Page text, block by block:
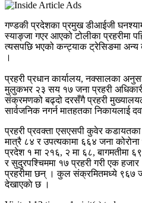
गण्डकी प्रदेशका प्रमुख डीआईजी
स्याङ्जा गएर आएको टोलीका प्रहरीमा
त्यसपछि भएको कन्ट्याक ट्रेसिङमा अन्य
।
प्रहरी प्रधान कार्यालय, नक्सालका
मुलुकभर २३ सय १७ जना प्रहरी
संक्रमणको बढ्दो दरसँगै प्रहरी
सार्वजनिक नगर्न मातहतका निकायलाई
प्रहरी प्रवक्ता एसएसपी कुवेर कडायतका
मात्रै ८४ र उपत्यकामा ६६४ जना
प्रदेश १ मा २१६, २ मा ६८, बागमतीमा
र सुदुरपश्चिममा १७ प्रहरी गरी एक
प्रहरीमा छन् । कुल संक्रमितमध्ये ९६७
देखाएकाे छ ।